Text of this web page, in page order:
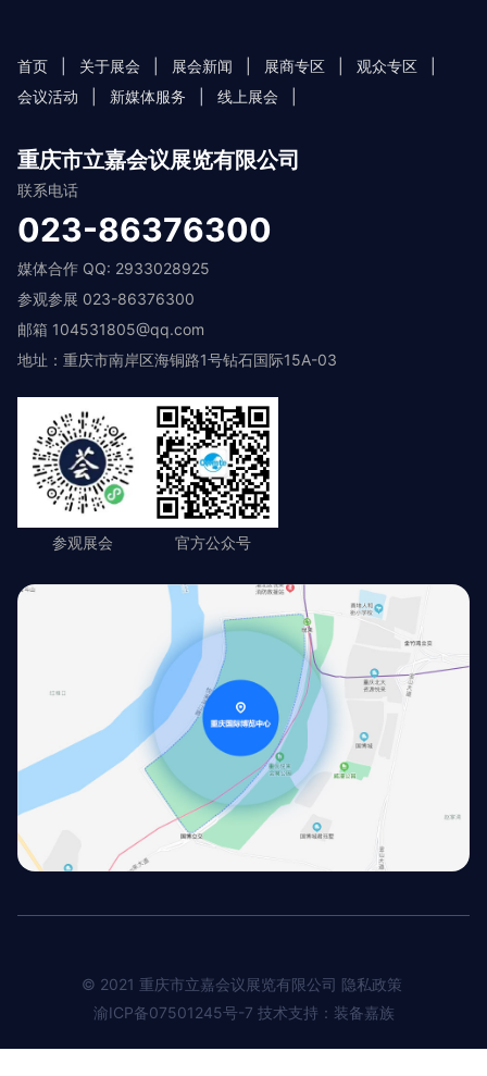
首页 关于展会 展会新闻 展商专区 观众专区
会议活动
新媒体服务 线上展会
重庆市立嘉会议展览有限公司
联系电话
023-86376300
媒体合作 QQ: 2933028925
参观参展 023-86376300
邮箱 104531805@qq.com
地址：重庆市南岸区海铜路1号钻石国际15A-03
参观展会 官方公众号
© 2021 重庆市立嘉会议展览有限公司 隐私政策
渝ICP备07501245号-7 技术支持：装备嘉族